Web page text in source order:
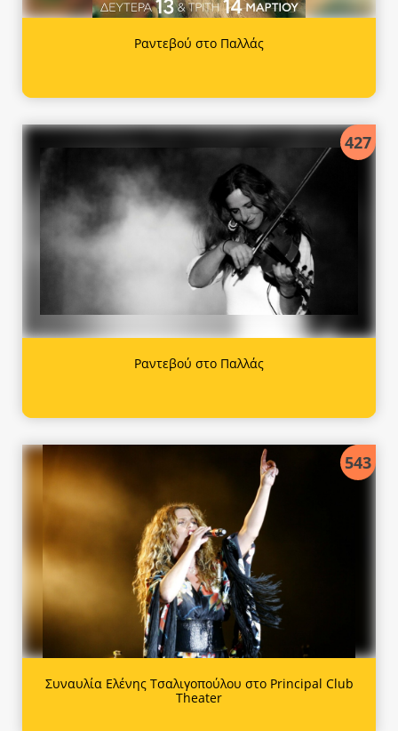
Ραντεβού στο Παλλάς
427
Ραντεβού στο Παλλάς
543
Συναυλία Ελένης Τσαλιγοπούλου στο Principal Club
Theater